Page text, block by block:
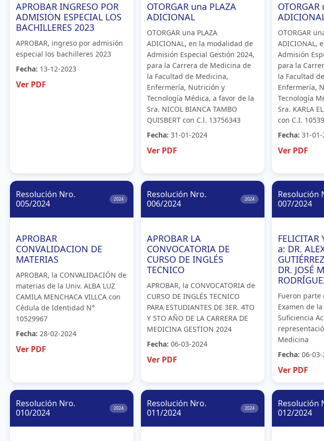
APROBAR INGRESO POR
ADMISION ESPECIAL LOS
BACHILLERES 2023
APROBAR, ingreso por admisión
especial los bachilleres 2023
Fecha: 13-12-2023
Ver PDF
OTORGAR una PLAZA
ADICIONAL
OTORGAR una PLAZA
ADICIONAL, en la modalidad de
Admisión Especial Gestión 2024,
para la Carrera de Medicina de
la Facultad de Medicina,
Enfermería, Nutrición y
Tecnología Médica, a favor de la
Sra. NICOL BIANCA TAMBO
QUISBERT con C.l. 13756343
Fecha: 31-01-2024
Ver PDF
OTORGAR
ADICIONAL,
Admisión
para la
la Facultad
Enfermería,
Tecnología
Sra. KARLA
con C.I.
Fecha: 31-
Ver PDF
Resolución Nro.
005/2024
2024
APROBAR
CONVALIDACION DE
MATERIAS
APROBAR, la CONVALIDACIÓN de
materias de la Univ. ALBA LUZ
CAMILA MENCHACA VILLCA con
Cédula de Identidad N°
10529967
Fecha: 28-02-2024
Ver PDF
Resolución Nro.
006/2024
2024
APROBAR LA
CONVOCATORIA DE
CURSO DE INGLÉS
TECNICO
APROBAR, la CONVOCATORIA de
CURSO DE INGLÉS TECNICO
PARA ESTUDIANTES DE 3ER. 4TO
Y 5TO AÑO DE LA CARRERA DE
MEDICINA GESTION 2024
Fecha: 06-03-2024
Ver PDF
Resolución
007/2024
FELICITAR
a: DR.
DR. JOSÉ
Fueron parte
Examen de
Suficiencia
Medicina
Fecha: 06-
Ver PDF
Resolución Nro.
010/2024
2024
Resolución Nro.
011/2024
2024
Resolución
012/2024